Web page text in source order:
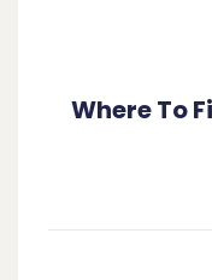
Where To